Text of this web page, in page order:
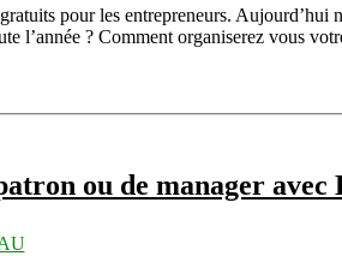
était
une
Eric
pour les entrepreneurs. Aujourd’hui
l’année ? Comment organiserez vous
ou de manager